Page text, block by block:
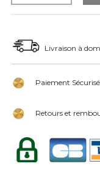
Livraison à
Paiement
Retours et